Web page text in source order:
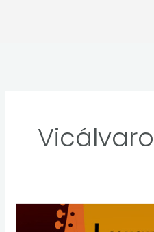
Vicálvaro